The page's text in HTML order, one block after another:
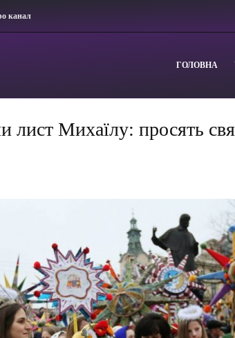
канал
ГОЛОВНА
лист Михаїлу: просять